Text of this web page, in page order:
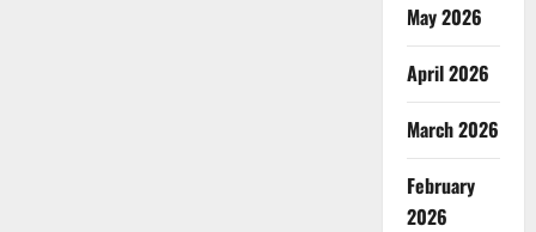
May 2026
April 2026
March 2026
February
2026